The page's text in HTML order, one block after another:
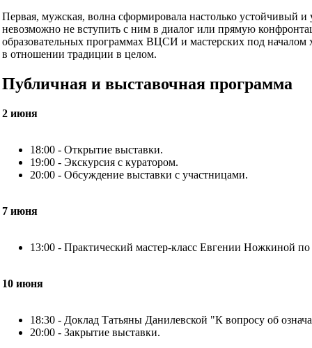
Первая, мужская, волна сформировала настолько устойчивый
невозможно не вступить с ним в диалог или прямую
образовательных программах ВЦСИ и мастерских под
в отношении традиции в целом.
Публичная и выставочная программа
2 июня
18:00 - Открытие выставки.
19:00 - Экскурсия с куратором.
20:00 - Обсуждение выставки с участницами.
7 июня
13:00 - Практический мастер-класс Евгении Ножкиной
10 июня
18:30 - Доклад Татьяны Данилевской "К вопросу об
20:00 - Закрытие выставки.